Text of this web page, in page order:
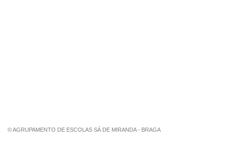
© AGRUPAMENTO DE ESCOLAS SÁ DE MIRANDA - BRAGA